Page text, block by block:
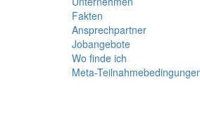
Fakten
Ansprechpartner
Jobangebote
Wo finde ich
Meta-